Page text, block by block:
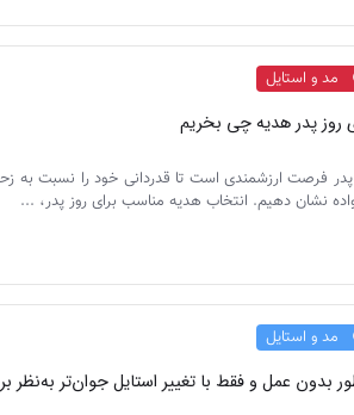
مد و استایل
روز پدر هدیه چی بخریم
پدر فرصت ارزشمندی است تا قدردانی خود را نسبت به
نشان دهیم. انتخاب هدیه مناسب برای روز پدر، ...
مد و استایل
بدون عمل و فقط با تغییر استایل جوان‌تر به‌نظر